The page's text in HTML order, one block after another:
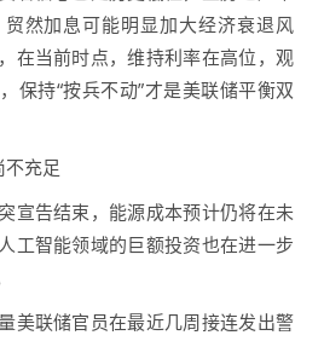
然加息可能明显加大经济衰退风
在当前时点，维持利率在高位，观
保持“按兵不动”才是美联储平衡双
充足
告结束，能源成本预计仍将在未
工智能领域的巨额投资也在进一步
联储官员在最近几周接连发出警